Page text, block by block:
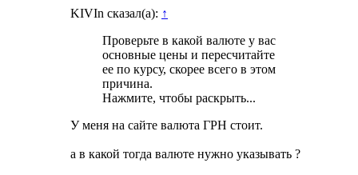
KIVIn сказал(а): ↑
Проверьте в какой валюте у вас
основные цены и пересчитайте
ее по курсу, скорее всего в этом
причина.
Нажмите, чтобы раскрыть...
У меня на сайте валюта ГРН стоит.
а в какой тогда валюте нужно указывать ?